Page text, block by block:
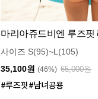
마리아쥬드비엔 루즈핏
사이즈 S(95)~L(105)
35,100원 (46%) 65,000원